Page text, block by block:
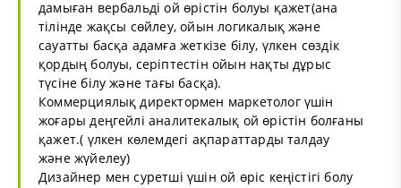
дамыған вербальді ой өрістін болуы қажет(ана
тілінде жақсы сөйлеу, ойын логикалық және
сауатты басқа адамға жеткізе білу, үлкен сөздік
қордың болуы, серіптестін ойын нақты дұрыс
түсіне білу және тағы басқа).
Коммерциялық директормен маркетолог үшін
жоғары деңгейлі аналитекалық ой өрістін болғаны
қажет.( үлкен көлемдегі ақпараттарды талдау
және жүйелеу)
Дизайнер мен суретші үшін ой өріс кеңістігі болу